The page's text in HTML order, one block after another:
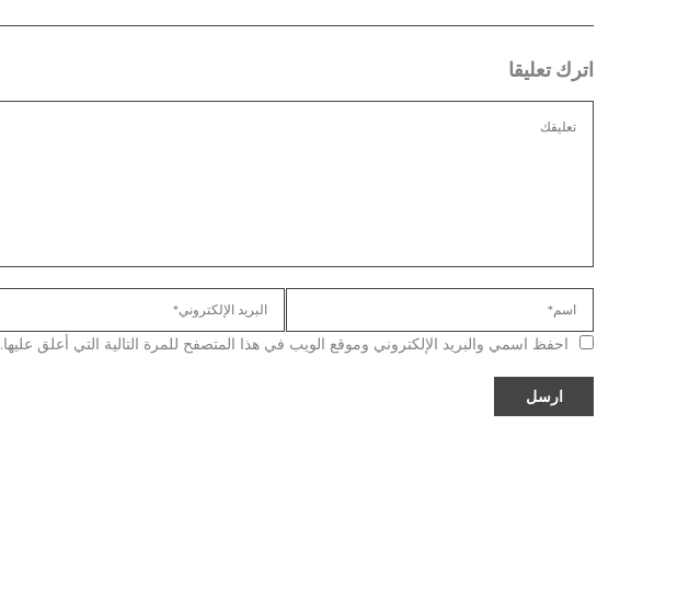
اترك تعليقا
احفظ اسمي والبريد الإلكتروني وموقع الويب في هذا المتصفح للمرة التالية التي أعلق عليها.